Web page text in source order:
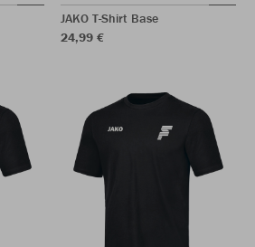
JAKO T-Shirt Base
24,99 €